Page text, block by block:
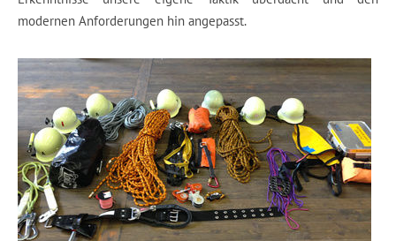
modernen Anforderungen hin angepasst.